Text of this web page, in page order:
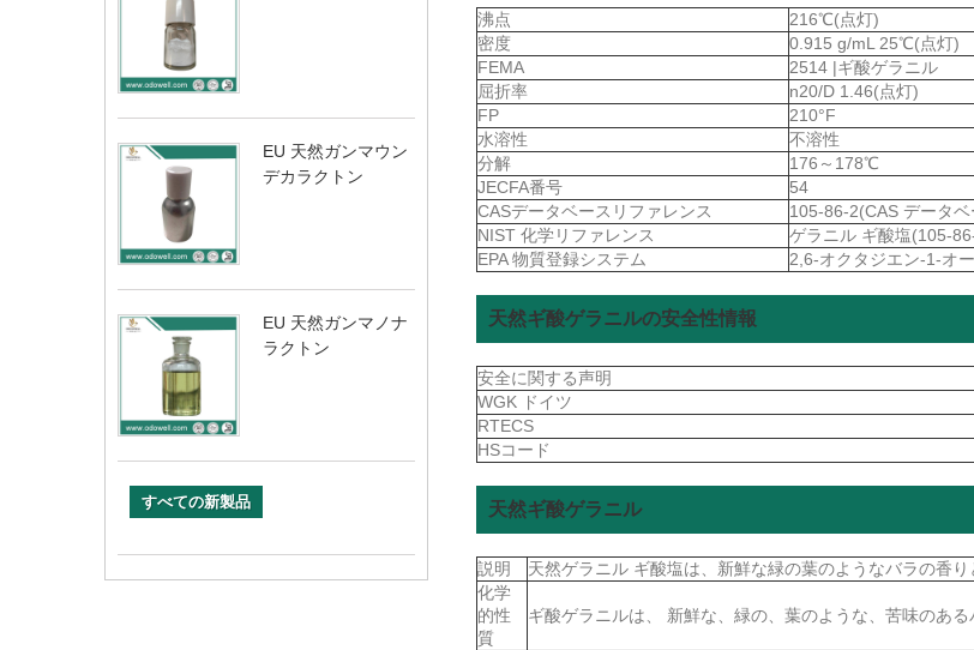
EU 天然ガンマウン
デカラクトン
EU 天然ガンマノナ
ラクトン
すべての新製品
沸点
216℃(点灯)
密度
0.915 g/mL 25℃(点灯)
FEMA
2514 |ギ酸ゲラニル
屈折率
n20/D 1.46(点灯)
FP
210°F
水溶性
不溶性
分解
176～178℃
JECFA番号
54
CASデータベースリファレンス
105-86-2(CAS データ
NIST 化学リファレンス
ゲラニル ギ酸塩(105-
EPA 物質登録システム
2,6-オクタジエン-1-オ
天然ギ酸ゲラニルの安全性情報
安全に関する声明
WGK ドイツ
RTECS
HSコード
天然ギ酸ゲラニル
説明
天然ゲラニル ギ酸塩は、新鮮な緑の葉のようなバラの香り
化学
的性
質
ギ酸ゲラニルは、 新鮮な、緑の、葉のような、苦味のある